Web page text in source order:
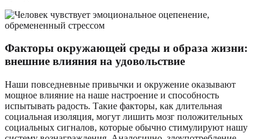
Факторы окружающей среды и образа жизни:
внешние влияния на удовольствие
Наши повседневные привычки и окружение оказывают
мощное влияние на наше настроение и способность
испытывать радость. Такие факторы, как длительная
социальная изоляция, могут лишить мозг положительных
социальных сигналов, которые обычно стимулируют нашу